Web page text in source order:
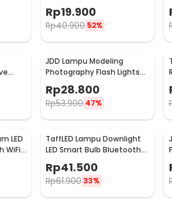
220V - HU-400
Rp19.900
Rp40.900 52%
JDD Lampu Modeling
Photography Flash Lights
LED E27 150W Warm White -
jD01
Rp28.800
Rp53.900 47%
LED
WiFi
A60
TaffLED Lampu Downlight
LED Smart Bulb Bluetooth
Rp41.500
Rp61.90033%